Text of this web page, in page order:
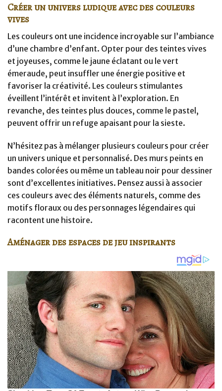
Créer un univers ludique avec des couleurs
vives
Les couleurs ont une incidence incroyable sur l’ambiance
d’une chambre d’enfant. Opter pour des teintes vives
et joyeuses, comme le jaune éclatant ou le vert
émeraude, peut insuffler une énergie positive et
favoriser la créativité. Les couleurs stimulantes
éveillent l’intérêt et invitent à l’exploration. En
revanche, des teintes plus douces, comme le pastel,
peuvent offrir un refuge apaisant pour la sieste.
N’hésitez pas à mélanger plusieurs couleurs pour créer
un univers unique et personnalisé. Des murs peints en
bandes colorées ou même un tableau noir pour dessiner
sont d’excellentes initiatives. Pensez aussi à associer
ces couleurs avec des éléments naturels, comme des
motifs floraux ou des personnages légendaires qui
racontent une histoire.
Aménager des espaces de jeu inspirants